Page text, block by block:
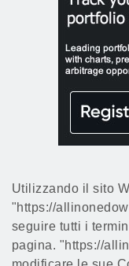
Utilizzando il sito
"https://
seguire tutti i
pagina. "https://